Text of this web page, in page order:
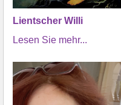
Lientscher Willi
Lesen Sie mehr...